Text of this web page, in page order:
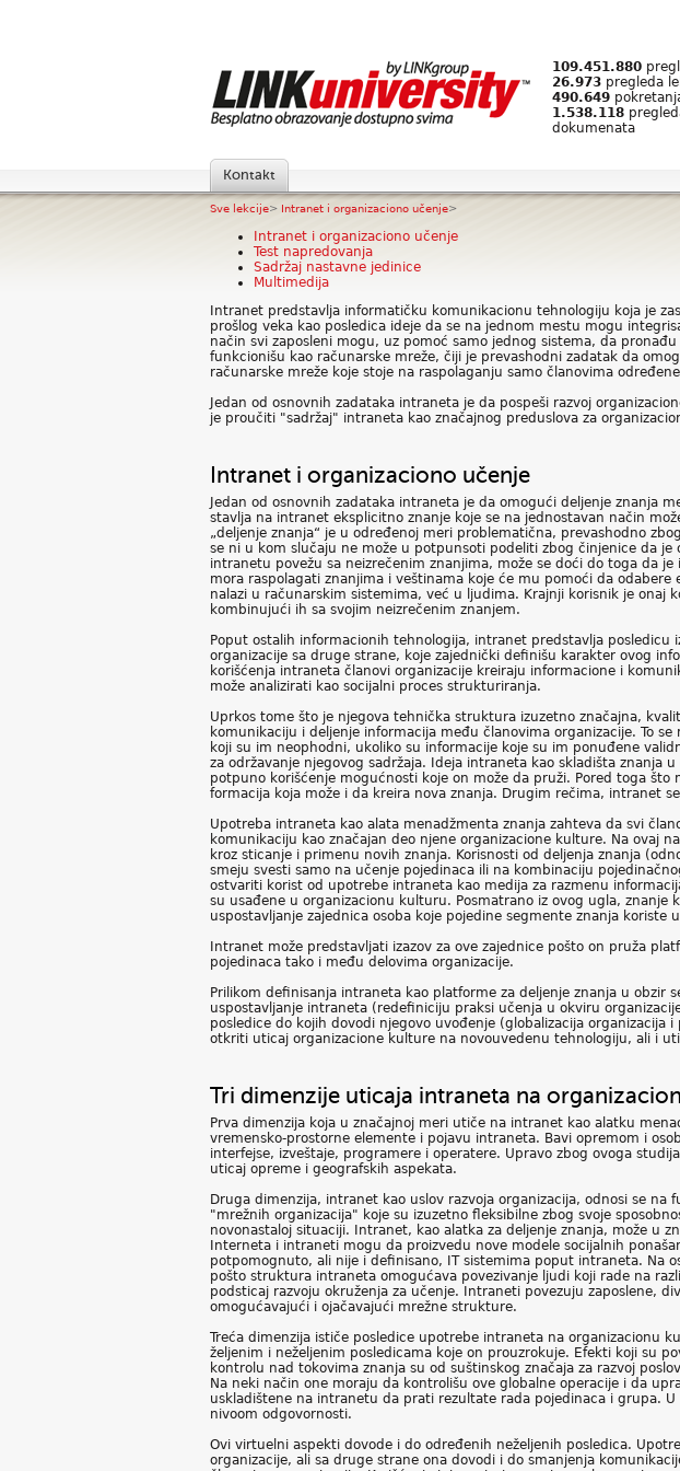
109.451.880
26.973 pregleda
490.649
1.538.118
dokumenata
Kontakt
Sve lekcije> Intranet i organizaciono učenje>
Intranet i organizaciono učenje
Test napredovanja
Sadržaj nastavne jedinice
Multimedija
Intranet predstavlja informatičku komunikacionu tehnologiju koja je
prošlog veka kao posledica ideje da se na jednom mestu mogu
način svi zaposleni mogu, uz pomoć samo jednog sistema, da
funkcionišu kao računarske mreže, čiji je prevashodni zadatak da
računarske mreže koje stoje na raspolaganju samo članovima
Jedan od osnovnih zadataka intraneta je da pospeši razvoj
je proučiti "sadržaj" intraneta kao značajnog preduslova za
Intranet i organizaciono učenje
Jedan od osnovnih zadataka intraneta je da omogući deljenje znanja
stavlja na intranet eksplicitno znanje koje se na jednostavan način
„deljenje znanja“ je u određenoj meri problematična, prevashodno
se ni u kom slučaju ne može u potpunsoti podeliti zbog činjenice da
intranetu povežu sa neizrečenim znanjima, može se doći do toga da
mora raspolagati znanjima i veštinama koje će mu pomoći da
nalazi u računarskim sistemima, već u ljudima. Krajnji korisnik je onaj
kombinujući ih sa svojim neizrečenim znanjem.
Poput ostalih informacionih tehnologija, intranet predstavlja
organizacije sa druge strane, koje zajednički definišu karakter ovog
korišćenja intraneta članovi organizacije kreiraju informacione i
može analizirati kao socijalni proces strukturiranja.
Uprkos tome što je njegova tehnička struktura izuzetno značajna,
komunikaciju i deljenje informacija među članovima organizacije. To
koji su im neophodni, ukoliko su informacije koje su im ponuđene
za održavanje njegovog sadržaja. Ideja intraneta kao skladišta
potpuno korišćenje mogućnosti koje on može da pruži. Pored toga
formacija koja može i da kreira nova znanja. Drugim rečima, intranet
Upotreba intraneta kao alata menadžmenta znanja zahteva da svi
komunikaciju kao značajan deo njene organizacione kulture. Na ovaj
kroz sticanje i primenu novih znanja. Korisnosti od deljenja znanja
smeju svesti samo na učenje pojedinaca ili na kombinaciju
ostvariti korist od upotrebe intraneta kao medija za razmenu
su usađene u organizacionu kulturu. Posmatrano iz ovog ugla, znanje
uspostavljanje zajednica osoba koje pojedine segmente znanja koriste
Intranet može predstavljati izazov za ove zajednice pošto on pruža
pojedinaca tako i među delovima organizacije.
Prilikom definisanja intraneta kao platforme za deljenje znanja u
uspostavljanje intraneta (redefiniciju praksi učenja u okviru
posledice do kojih dovodi njegovo uvođenje (globalizacija
otkriti uticaj organizacione kulture na novouvedenu tehnologiju, ali i
Tri dimenzije uticaja intraneta na
Prva dimenzija koja u značajnoj meri utiče na intranet kao alatku
vremensko-prostorne elemente i pojavu intraneta. Bavi opremom i
interfejse, izveštaje, programere i operatere. Upravo zbog ovoga
uticaj opreme i geografskih aspekata.
Druga dimenzija, intranet kao uslov razvoja organizacija, odnosi se
"mrežnih organizacija" koje su izuzetno fleksibilne zbog svoje
novonastaloj situaciji. Intranet, kao alatka za deljenje znanja, može u
Interneta i intraneti mogu da proizvedu nove modele socijalnih
potpomognuto, ali nije i definisano, IT sistemima poput intraneta. Na
pošto struktura intraneta omogućava povezivanje ljudi koji rade na
podsticaj razvoju okruženja za učenje. Intraneti povezuju zaposlene,
omogućavajući i ojačavajući mrežne strukture.
Treća dimenzija ističe posledice upotrebe intraneta na organizacionu
željenim i neželjenim posledicama koje on prouzrokuje. Efekti koji su
kontrolu nad tokovima znanja su od suštinskog značaja za razvoj
Na neki način one moraju da kontrolišu ove globalne operacije i da
uskladištene na intranetu da prati rezultate rada pojedinaca i grupa.
nivoom odgovornosti.
Ovi virtuelni aspekti dovode i do određenih neželjenih posledica.
organizacije, ali sa druge strane ona dovodi i do smanjenja